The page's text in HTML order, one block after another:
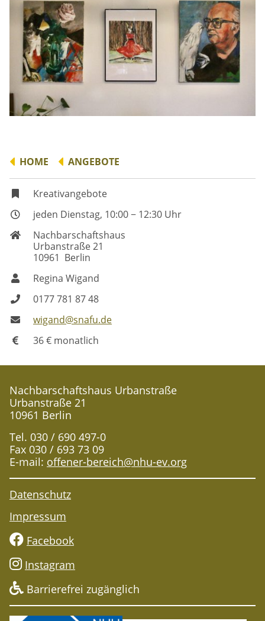
HOME ANGEBOTE
Kreativangebote
jeden Dienstag, 10:00 − 12:30 Uhr
Nachbarschaftshaus
Urbanstraße 21
10961 Berlin
Regina Wigand
0177 781 87 48
wigand@snafu.de
36 € monatlich
Nachbarschaftshaus Urbanstraße
Urbanstraße 21
10961 Berlin
Tel. 030 / 690 497-0
Fax 030 / 693 73 09
E-mail: offener-bereich@nhu-ev.org
Datenschutz
Impressum
Facebook
Instagram
Barrierefrei zugänglich